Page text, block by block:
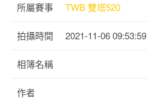
所屬賽事 TWB 雙塔520
拍攝時間 2021-11-06 09:53:59
相簿名稱
作者